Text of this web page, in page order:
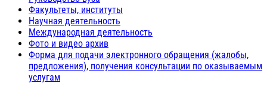
Факультеты, институты
Научная деятельность
Международная деятельность
Фото и видео архив
Форма для подачи электронного обращения (жалобы,
предложения), получения консультации по оказываемым
услугам